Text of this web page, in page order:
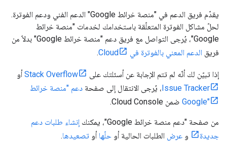
يقدّم فريق الدعم في "منصة خرائط Google" الدعم الفني ودعم الفوترة.
لحلّ مشاكل الفوترة المتعلّقة باستخدامك لخدمات "منصة خرائط
Google"، يُرجى التواصل مع فريق دعم "منصة خرائط Google" بدلاً من
فريق الدعم المعني بالفوترة في Cloud .
إذا تبيّن لك أنّه لم تتم الإجابة عن أسئلتك على Stack Overflowأو
Issue Tracker، يُرجى الانتقال إلى صفحة دعم "منصة خرائط
Google" ضمن Cloud Console.
من صفحة "دعم منصة خرائط Google"، يمكنك
إنشاء طلبات دعم
جديدة
و عرض الطلبات الحالية أو حلّها أو تصعيدها.